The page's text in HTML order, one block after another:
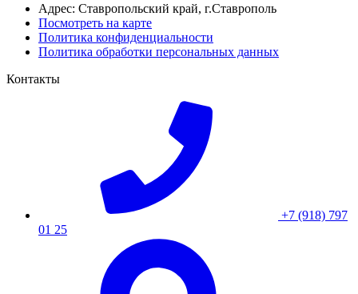
Адрес: Ставропольский край, г.Ставрополь
Посмотреть на карте
Политика конфиденциальности
Политика обработки персональных данных
Контакты
+7 (918) 797
01 25